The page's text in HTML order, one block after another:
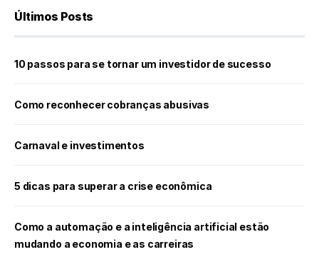
Últimos Posts
10 passos para se tornar um investidor de sucesso
Como reconhecer cobranças abusivas
Carnaval e investimentos
5 dicas para superar a crise econômica
Como a automação e a inteligência artificial estão
mudando a economia e as carreiras